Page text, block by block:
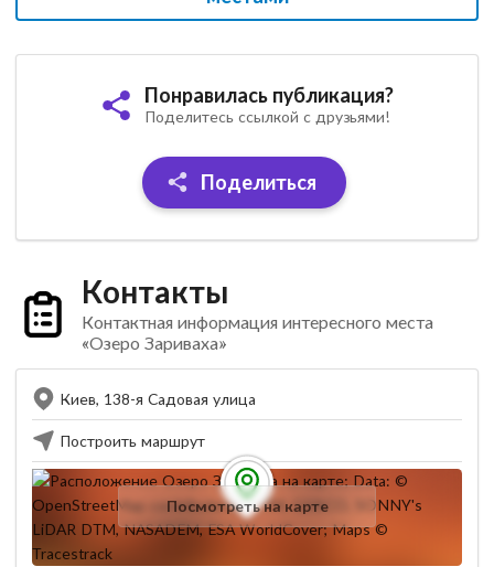
Понравилась публикация?
Поделитесь ссылкой с друзьями!
Поделиться
Контакты
Контактная информация интересного места
«Озеро Зариваха»
Киев, 138-я Садовая улица
Построить маршрут
Посмотреть на карте